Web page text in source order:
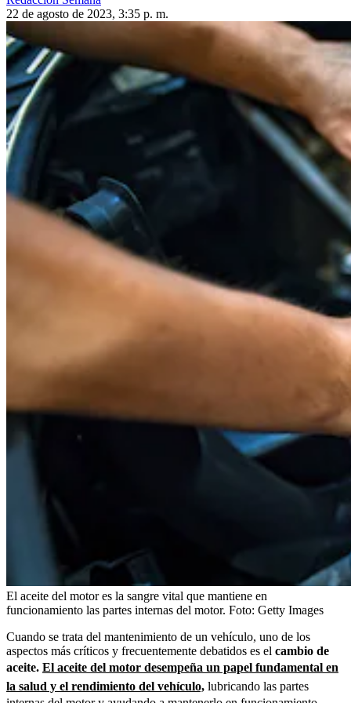
22 de agosto de 2023, 3:35 p. m.
El aceite del motor es la sangre vital que mantiene en
funcionamiento las partes internas del motor. Foto: Getty Images
Cuando se trata del mantenimiento de un vehículo, uno de los
aspectos más críticos y frecuentemente debatidos es el cambio de
aceite. El aceite del motor desempeña un papel fundamental en
la salud y el rendimiento del vehículo, lubricando las partes